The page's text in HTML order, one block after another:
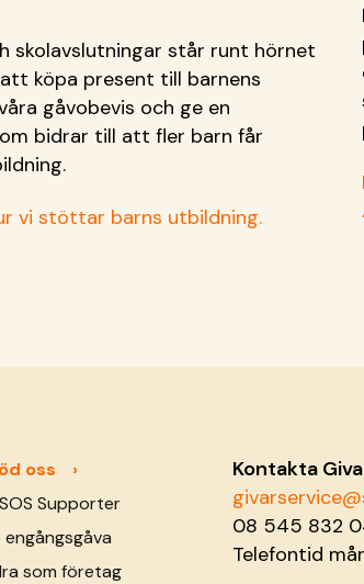
skolavslutningar står runt hörnet
köpa present till barnens
gåvobevis och ge en
bidrar till att fler barn får
vi stöttar barns utbildning.
oss
Supporter
engångsgåva
som företag
Kontakta
08 545 832
Telefontid